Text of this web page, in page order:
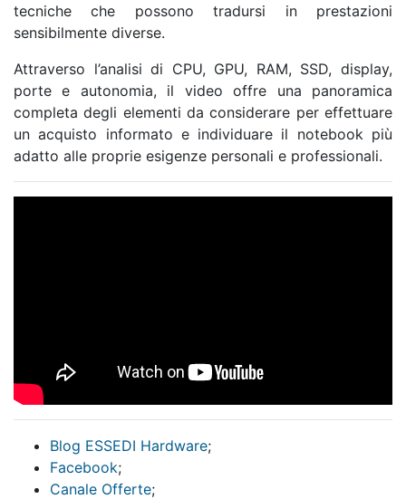
tecniche che possono tradursi in prestazioni
sensibilmente diverse.
Attraverso l’analisi di CPU, GPU, RAM, SSD, display,
porte e autonomia, il video offre una panoramica
completa degli elementi da considerare per effettuare
un acquisto informato e individuare il notebook più
adatto alle proprie esigenze personali e professionali.
Blog ESSEDI Hardware;
Facebook;
Canale Offerte;